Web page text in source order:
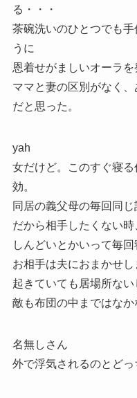
る・・・
茶碗洗いのひとつでも
うに
恩着せがましいオーラを
ママと妻の区別がなく
だと思った。
yah
女だけど。このすぐ寝
効。
同居の義父母の毎回同じ
だから相手したくない時
しんどいとかいって毎回
お相手は夫におまかせし
起きていても居場所ない
敵も布団の中まではなか
名無しさん
外で浮気されるのとどっ